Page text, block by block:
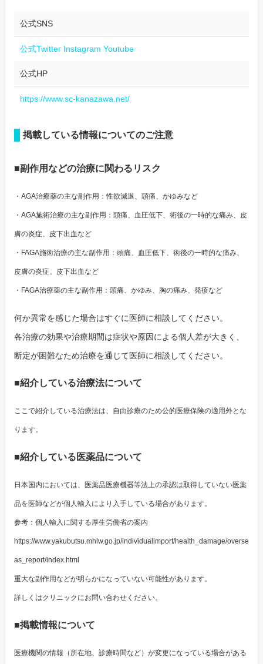
公式SNS
公式Twitter Instagram Youtube
公式HP
https://www.sc-kanazawa.net/
掲載している情報についてのご注意
■副作用などの治療に関わるリスク
・AGA治療薬の主な副作用：性欲減退、頭痛、かゆみなど
・AGA施術治療の主な副作用：頭痛、血圧低下、術後の一時的な痛み、皮
膚の炎症、皮下出血など
・FAGA施術治療の主な副作用：頭痛、血圧低下、術後の一時的な痛み、
皮膚の炎症、皮下出血など
・FAGA治療薬の主な副作用：頭痛、かゆみ、胸の痛み、発疹など
何か異常を感じた場合はすぐに医師に相談してください。
各治療の効果や治療期間は症状や原因による個人差が大きく、
断定が困難なため治療を通じて医師に相談してください。
■紹介している治療法について
ここで紹介している治療法は、自由診療のため公的医療保険の適用外とな
ります。
■紹介している医薬品について
日本国内においては、医薬品医療機器等法上の承認は取得していない医薬
品を医師などが個人輸入により入手している場合があります。
参考：個人輸入に関する厚生労働省の案内
https://www.yakubutsu.mhlw.go.jp/individualimport/health_damage/overse
as_report/index.html
重大な副作用などが明らかになっていない可能性があります。
詳しくはクリニックにお問い合わせください。
■掲載情報について
医療機関の情報（所在地、診療時間など）が変更になっている場合がある